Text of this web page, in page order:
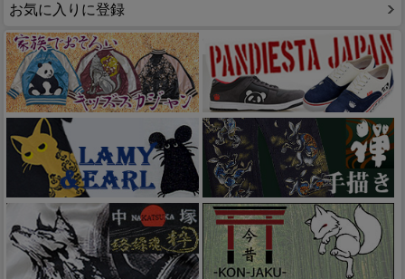
お気に入りに登録